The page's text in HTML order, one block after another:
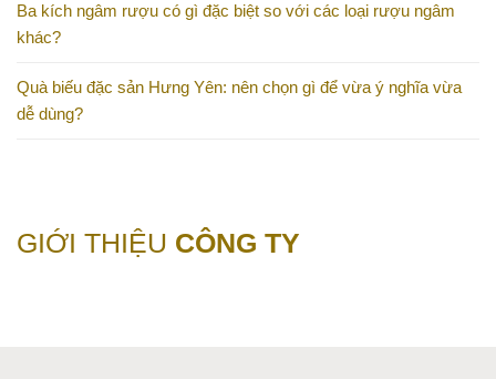
Ba kích ngâm rượu có gì đặc biệt so với các loại rượu ngâm
khác?
Quà biếu đặc sản Hưng Yên: nên chọn gì để vừa ý nghĩa vừa
dễ dùng?
GIỚI THIỆU CÔNG TY